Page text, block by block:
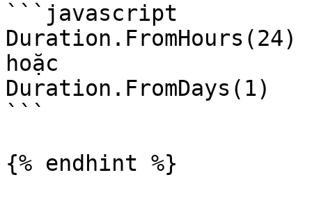
```javascript
Duration.FromHours(24)
hoặc
Duration.FromDays(1)
```
{% endhint %}